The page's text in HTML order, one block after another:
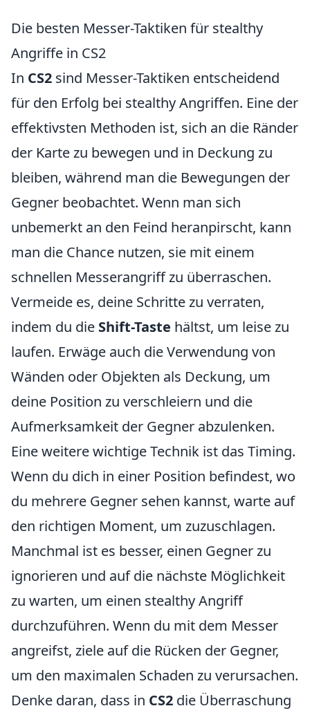
Die besten Messer-Taktiken für stealthy
Angriffe in CS2
In CS2 sind Messer-Taktiken entscheidend
für den Erfolg bei stealthy Angriffen. Eine der
effektivsten Methoden ist, sich an die Ränder
der Karte zu bewegen und in Deckung zu
bleiben, während man die Bewegungen der
Gegner beobachtet. Wenn man sich
unbemerkt an den Feind heranpirscht, kann
man die Chance nutzen, sie mit einem
schnellen Messerangriff zu überraschen.
Vermeide es, deine Schritte zu verraten,
indem du die Shift-Taste hältst, um leise zu
laufen. Erwäge auch die Verwendung von
Wänden oder Objekten als Deckung, um
deine Position zu verschleiern und die
Aufmerksamkeit der Gegner abzulenken.
Eine weitere wichtige Technik ist das Timing.
Wenn du dich in einer Position befindest, wo
du mehrere Gegner sehen kannst, warte auf
den richtigen Moment, um zuzuschlagen.
Manchmal ist es besser, einen Gegner zu
ignorieren und auf die nächste Möglichkeit
zu warten, um einen stealthy Angriff
durchzuführen. Wenn du mit dem Messer
angreifst, ziele auf die Rücken der Gegner,
um den maximalen Schaden zu verursachen.
Denke daran, dass in CS2 die Überraschung